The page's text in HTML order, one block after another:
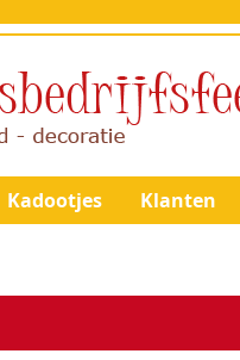
Kadootjes Klanten